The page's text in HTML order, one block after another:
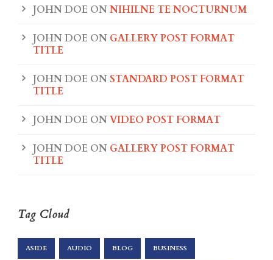
JOHN DOE ONNIHILNE TE NOCTURNUM
JOHN DOE ON GALLERY POST FORMAT
TITLE
JOHN DOE ON STANDARD POST FORMAT
TITLE
JOHN DOE ONVIDEO POST FORMAT
JOHN DOE ON GALLERY POST FORMAT
TITLE
Tag Cloud
ASIDE AUDIO BLOG BUSINESS